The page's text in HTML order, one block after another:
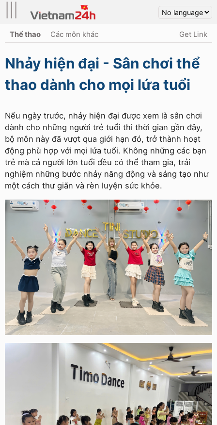
Thể thao Các môn khác Get Link
Nhảy hiện đại - Sân chơi thể
thao dành cho mọi lứa tuổi
Nếu ngày trước, nhảy hiện đại được xem là sân chơi
dành cho những người trẻ tuổi thì thời gian gần đây,
bộ môn này đã vượt qua giới hạn đó, trở thành hoạt
động phù hợp với mọi lứa tuổi. Không những các bạn
trẻ mà cả người lớn tuổi đều có thể tham gia, trải
nghiệm những bước nhảy năng động và sáng tạo như
một cách thư giãn và rèn luyện sức khỏe.